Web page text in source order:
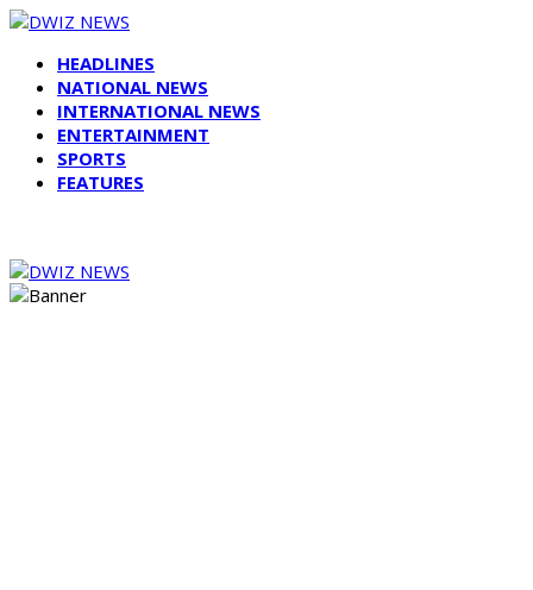
HEADLINES
NATIONAL NEWS
INTERNATIONAL NEWS
ENTERTAINMENT
SPORTS
FEATURES